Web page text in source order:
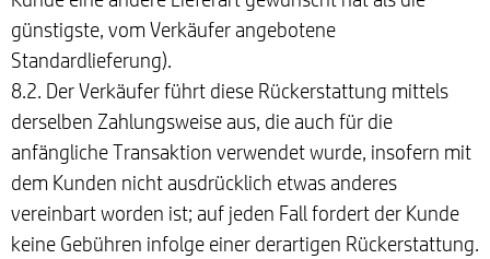
günstigste, vom Verkäufer angebotene
Standardlieferung).
8.2. Der Verkäufer führt diese Rückerstattung mittels
derselben Zahlungsweise aus, die auch für die
anfängliche Transaktion verwendet wurde, insofern mit
dem Kunden nicht ausdrücklich etwas anderes
vereinbart worden ist; auf jeden Fall fordert der Kunde
keine Gebühren infolge einer derartigen Rückerstattung.